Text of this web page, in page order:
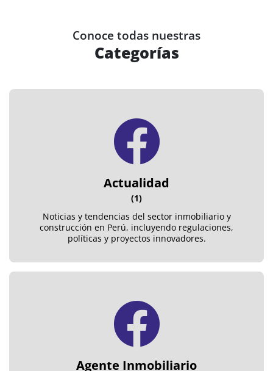
Conoce todas nuestras
Categorías
Actualidad
(1)
Noticias y tendencias del sector inmobiliario y
construcción en Perú, incluyendo regulaciones,
políticas y proyectos innovadores.
Agente Inmobiliario